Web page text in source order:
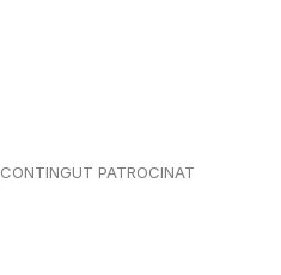
CONTINGUT PATROCINAT